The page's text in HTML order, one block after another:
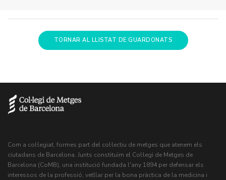
TORNAR AL LLISTAT DE GUARDONATS
Com a col·legiat, formes part del col·lectiu de metges que atenem els
ciutadans de Barcelona. Junts constituïm el Col·legi de Metges de
Barcelona (CoMB), una institució fundada l'any 1894 per defensar els
interessos de la professió, vetllar per la bona pràctica de la medicina i